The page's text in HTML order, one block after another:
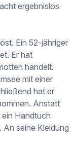
ergebnislos
Ein 52-jähriger
Er hat
handelt.
mit einer
hat er
Anstatt
Handtuch
seine Kleidung